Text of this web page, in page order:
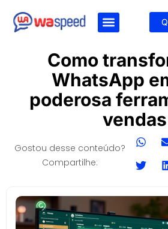
Como
WhatsApp
poderosa
vendas
Gostou desse conteúdo?
Compartilhe: